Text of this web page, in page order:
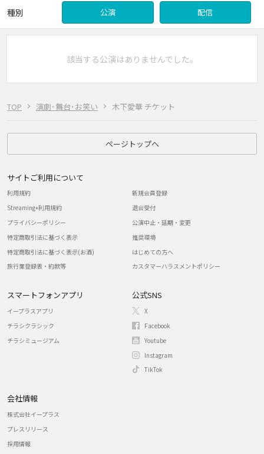
TOP 演劇･舞台･お笑い 木下愛華 チケット
種別 公演 配信
該当する公演はありませんでした。
ページトップへ
サイトご利用について
利用規約
Streaming+利用規約
プライバシーポリシー
特定商取引法に基づく表示
特定商取引法に基づく表示(お酒)
旅行業登録表・約款等
新規会員登録
退会受付
公演中止・延期・変更
推奨環境
はじめての方へ
カスタマーハラスメントポリシー
スマートフォンアプリ
イープラスアプリ
チラシクラシック
チラシミュージアム
公式SNS
X
Facebook
Youtube
Instagram
TikTok
会社情報
株式会社イープラス
プレスリリース
採用情報